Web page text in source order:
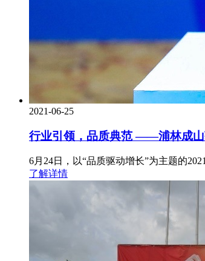
2021-06-25
行业引领，品质典范 ——浦林成
6月24日，以“品质驱动增长”为主题的
了解详情